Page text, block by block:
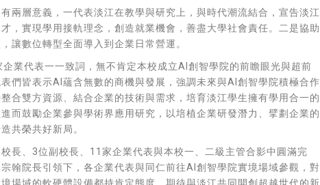
兩層意義，一代表淡江在教學與研究上，與時代潮流結合，宣告淡江
，實現學用接軌理念，創造就業機會，善盡大學社會責任。二是協助
讓數位轉型全面導入到企業日常營運。
業代表一一致詞，無不肯定本校成立AI創智學院的前瞻眼光與超前
們皆表示AI蘊含無數的商機與發展，強調未來與AI創智學院積極合作
合雙方資源、結合企業的技術與需求，培育淡江學生擁有學用合一的
而鼓勵企業參與學術界應用研究，以培植企業研發潛力、擘劃企業的
共榮共好新局。
長、3位副校長、11家企業代表與本校一、二級主管合影中圓滿完
翰院長引領下，各企業代表與同仁前往AI創智學院實境場域參觀，對